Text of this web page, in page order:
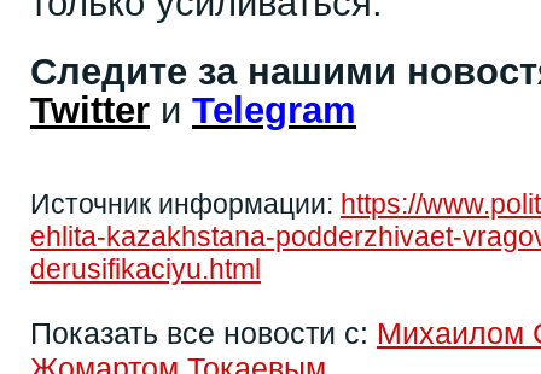
Следите за нашими
Twitter и Telegram
Источник информации: https://
ehlita-kazakhstana-podderzhivaet-
derusifikaciyu.html
Показать все новости с: Михаилом